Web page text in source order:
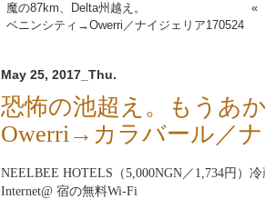
魔の87km、Delta州越え。
ベニンシティ→Owerri／ナイジェリア170524
«
May 25, 2017_Thu.
恐怖の池超え。もうあか
Owerri→カラバール／
NEELBEE HOTELS（5,000NGN／1,734円）
Internet@ 宿の無料Wi-Fi